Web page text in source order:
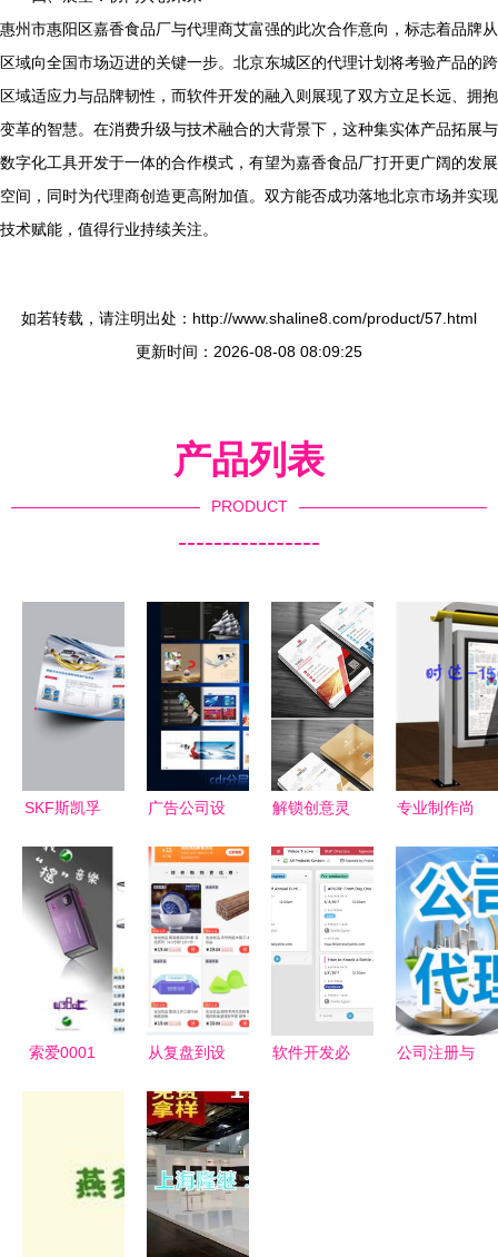
惠州市惠阳区嘉香食品厂与代理商艾富强的此次合作意向，标志着品牌从
区域向全国市场迈进的关键一步。北京东城区的代理计划将考验产品的跨
区域适应力与品牌韧性，而软件开发的融入则展现了双方立足长远、拥抱
变革的智慧。在消费升级与技术融合的大背景下，这种集实体产品拓展与
数字化工具开发于一体的合作模式，有望为嘉香食品厂打开更广阔的发展
空间，同时为代理商创造更高附加值。双方能否成功落地北京市场并实现
技术赋能，值得行业持续关注。
如若转载，请注明出处：http://www.shaline8.com/product/57.html
更新时间：2026-08-08 08:09:25
产品列表
PRODUCT
----------------
SKF斯凯孚
油 卓越性
能，驱动未
来——尚略
广告专业四
折页设计案
例
广告公司设
高清CDR模
板与企业画
册大全助力
软件开发宣
传
解锁创意灵
告公司名片
图片设计素
材与模板下
载指南
专业制作尚
箱——时达
广告制品厂
代理代办服
务
索爱0001
交汇点
从复盘到设
过电商广告
投放产品打
造转化率提
升50%的增
长引擎
软件开发必
公司注册与